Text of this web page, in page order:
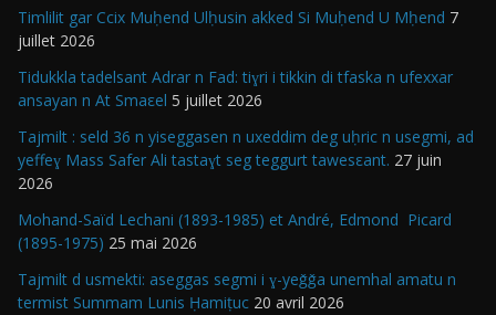
Timlilit gar Ccix Muḥend Ulḥusin akked Si Muḥend U Mḥend 7
juillet 2026
Tidukkla tadelsant Adrar n Fad: tiɣri i tikkin di tfaska n ufexxar
ansayan n At Smaεel 5 juillet 2026
Tajmilt : seld 36 n yiseggasen n uxeddim deg uḥric n usegmi, ad
yeffeɣ Mass Safer Ali tastaɣt seg teggurt tawesεant. 27 juin
2026
Mohand-Saïd Lechani (1893-1985) et André, Edmond Picard
(1895-1975) 25 mai 2026
Tajmilt d usmekti: aseggas segmi i ɣ-yeǧǧa unemhal amatu n
termist Summam Lunis Ḥamiṭuc 20 avril 2026